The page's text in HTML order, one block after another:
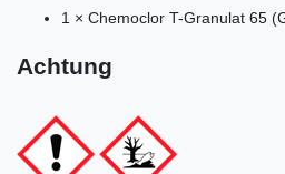
1 × Chemoclor T-Granulat 65
Achtung